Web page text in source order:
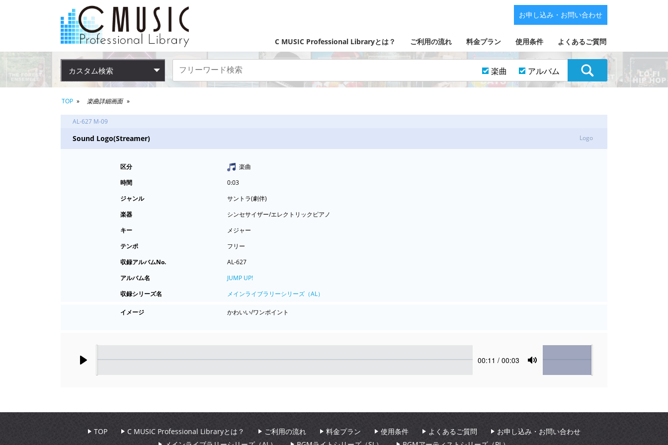
C MUSIC Professional Libraryとは？ ご利用の流れ 料金プラン 使用条件 よくあるご質問
お申し込み・お問い合わせ
カスタム検索 楽曲 アルバム
TOP 楽曲詳細画面
AL-627 M-09
Sound Logo(Streamer) Logo
区分
楽曲
時間
0:03
ジャンル
サントラ(劇伴)
楽器
シンセサイザー/エレクトリックピアノ
キー
メジャー
テンポ
フリー
収録アルバムNo.
AL-627
アルバム名
JUMP UP!
収録シリーズ名
メインライブラリーシリーズ（AL）
イメージ かわいい/ワンポイント
Current
00:11 / 00:03
Mute
Volume
TOP C MUSIC Professional Libraryとは？ ご利用の流れ 料金プラン 使用条件 よくあるご質問
お申し込み・お問い合わせ